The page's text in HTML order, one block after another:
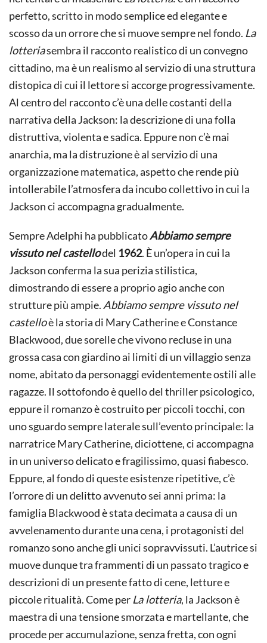
perfetto, scritto in modo semplice ed elegante e
scosso da un orrore che si muove sempre nel fondo. La
lotteriasembra il racconto realistico di un convegno
cittadino, ma è un realismo al servizio di una struttura
distopica di cui il lettore si accorge progressivamente.
Al centro del racconto c’è una delle costanti della
narrativa della Jackson: la descrizione di una folla
distruttiva, violenta e sadica. Eppure non c’è mai
anarchia, ma la distruzione è al servizio di una
organizzazione matematica, aspetto che rende più
intollerabile l’atmosfera da incubo collettivo in cui la
Jackson ci accompagna gradualmente.
Sempre Adelphi ha pubblicatoAbbiamo sempre
vissuto nel castellodel 1962. È un’opera in cui la
Jackson conferma la sua perizia stilistica,
dimostrando di essere a proprio agio anche con
strutture più ampie. Abbiamo sempre vissuto nel
castelloè la storia di Mary Catherine e Constance
Blackwood, due sorelle che vivono recluse in una
grossa casa con giardino ai limiti di un villaggio senza
nome, abitato da personaggi evidentemente ostili alle
ragazze. Il sottofondo è quello del thriller psicologico,
eppure il romanzo è costruito per piccoli tocchi, con
uno sguardo sempre laterale sull’evento principale: la
narratrice Mary Catherine, diciottene, ci accompagna
in un universo delicato e fragilissimo, quasi fiabesco.
Eppure, al fondo di queste esistenze ripetitive, c’è
l’orrore di un delitto avvenuto sei anni prima: la
famiglia Blackwood è stata decimata a causa di un
avvelenamento durante una cena, i protagonisti del
romanzo sono anche gli unici sopravvissuti. L’autrice si
muove dunque tra frammenti di un passato tragico e
descrizioni di un presente fatto di cene, letture e
piccole ritualità. Come per La lotteria, la Jackson è
maestra di una tensione smorzata e martellante, che
procede per accumulazione, senza fretta, con ogni